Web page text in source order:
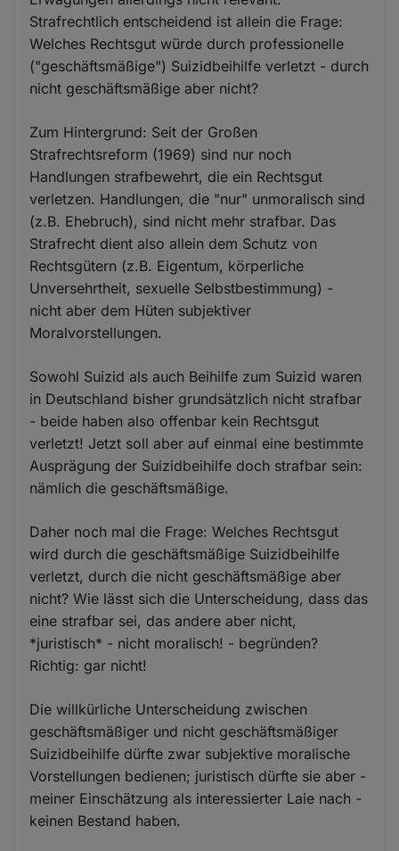
Strafrechtlich entscheidend ist allein die Frage:
Welches Rechtsgut würde durch professionelle
("geschäftsmäßige") Suizidbeihilfe verletzt - durch
nicht geschäftsmäßige aber nicht?
Zum Hintergrund: Seit der Großen
Strafrechtsreform (1969) sind nur noch
Handlungen strafbewehrt, die ein Rechtsgut
verletzen. Handlungen, die "nur" unmoralisch sind
(z.B. Ehebruch), sind nicht mehr strafbar. Das
Strafrecht dient also allein dem Schutz von
Rechtsgütern (z.B. Eigentum, körperliche
Unversehrtheit, sexuelle Selbstbestimmung) -
nicht aber dem Hüten subjektiver
Moralvorstellungen.
Sowohl Suizid als auch Beihilfe zum Suizid waren
in Deutschland bisher grundsätzlich nicht strafbar
- beide haben also offenbar kein Rechtsgut
verletzt! Jetzt soll aber auf einmal eine bestimmte
Ausprägung der Suizidbeihilfe doch strafbar sein:
nämlich die geschäftsmäßige.
Daher noch mal die Frage: Welches Rechtsgut
wird durch die geschäftsmäßige Suizidbeihilfe
verletzt, durch die nicht geschäftsmäßige aber
nicht? Wie lässt sich die Unterscheidung, dass das
eine strafbar sei, das andere aber nicht,
*juristisch* - nicht moralisch! - begründen?
Richtig: gar nicht!
Die willkürliche Unterscheidung zwischen
geschäftsmäßiger und nicht geschäftsmäßiger
Suizidbeihilfe dürfte zwar subjektive moralische
Vorstellungen bedienen; juristisch dürfte sie aber -
meiner Einschätzung als interessierter Laie nach -
keinen Bestand haben.